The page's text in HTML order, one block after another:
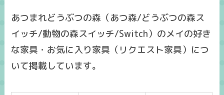
あつまれどうぶつの森（あつ森/どうぶつの森ス
イッチ/動物の森スイッチ/Switch）のメイの好き
な家具・お気に入り家具（リクエスト家具）につ
いて掲載しています。